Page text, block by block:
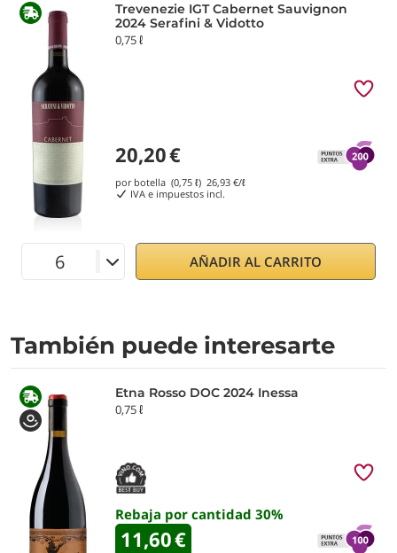
Trevenezie IGT Cabernet Sauvignon
2024 Serafini & Vidotto
0,75 ℓ
20,20€
por botella (0,75 ℓ) 26,93 €/ℓ
IVA e impuestos incl.
AÑADIR AL CARRITO
También puede interesarte
Etna Rosso DOC 2024 Inessa
0,75 ℓ
Rebaja por cantidad 30%
11,60€